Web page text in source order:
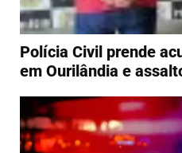
Polícia Civil prende
em Ourilândia e